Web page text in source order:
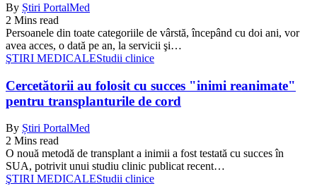
By Știri PortalMed
2 Mins read
Persoanele din toate categoriile de vârstă, începând cu doi ani, vor
avea acces, o dată pe an, la servicii şi…
ŞTIRI MEDICALEStudii clinice
Cercetătorii au folosit cu succes "inimi reanimate"
pentru transplanturile de cord
By Știri PortalMed
2 Mins read
O nouă metodă de transplant a inimii a fost testată cu succes în
SUA, potrivit unui studiu clinic publicat recent…
ŞTIRI MEDICALEStudii clinice